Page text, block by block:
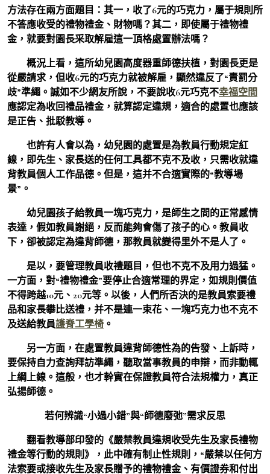
方法存在兩方面題目：其一，收了6元的巧克力，屬于規則所
不答應收受的禮物禮金、財物嗎？其二，即使屬于禮物禮
金，就要對園長采取解雇這一頂格處置辦法嗎？
概況上看，這所幼兒園高度器重師德扶植，對園長更是
從嚴請求，但收6元的巧克力就被解雇，顯然違反了“責罰分
歧”準繩。誠如不少網友所說，不要說收6元巧克不幸福空間
應認定為收回禮品禮金，就算認定違規，適合的處置也應該
是正告、批駁教導。
也許有人會以為，幼兒園的處置是為教員行動規定紅
線，即先生、家長送的任何工具都不克不及收，只需收就違
背教員個人工作品德。但是，這并不合適實際的“教導場
景”。
幼兒園孩子給教員一塊巧克力，是師生之間的正常感情
表達，假如教員謝絕，反而能夠會傷了孩子的心。教員收
下，卻被認定為違背師德，那教員就變得里外不是人了。
是以，要管理教員收禮題目，但也不克不及用力過猛。
一方面，對“禮物禮金”要停止合適常理的界定，如規則價值
不得跨越10元、20元等。以後，人們所否決的是教員索要禮
品和家長攀比送禮，并不是連一束花、一塊巧克力也不克不
及送給教員護脊工學椅 。
另一方面，在處置教員違背師德性為的告發、上訴時，
要保持自力查詢拜訪準繩，聽取當事教員的申辯，而非動輒
上綱上線。這般，也才幹實在保證教員符合法規權力，真正
弘揚師德。
若何辨識“小過小錯”與“師德廢弛”需求反思
翻看教導部印發的《嚴禁教員違規收受先生及家長禮物
禮金等行動的規則》，此中確有制止性規則，“嚴禁以任何方
法索要或接收先生及家長贈予的禮物禮金、有價證券和付出